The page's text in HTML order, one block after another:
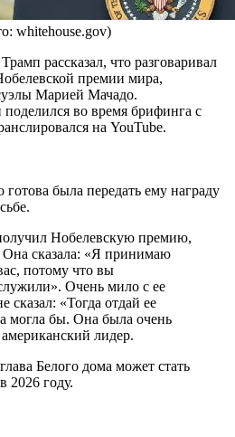
whitehouse.gov)
рассказал, что разговаривал
премии мира,
Марией Мачадо.
во время брифинга с
на YouTube.
была передать ему награду
Нобелевскую премию,
Она сказала: «Я принимаю
потому что вы
Очень мило с ее
сказал: «Тогда отдай ее
могла бы. Она была очень
лидер.
Белого дома может стать
2026 году.